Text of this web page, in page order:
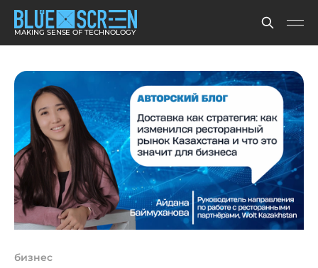
MAKING SENSE OF TECHNOLOGY
бизнес